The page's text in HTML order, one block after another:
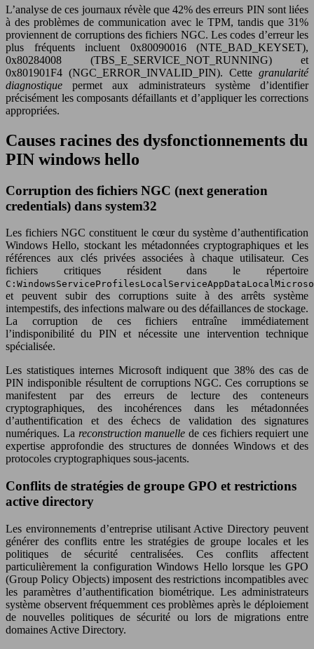
L’analyse de ces journaux révèle que 42% des erreurs PIN sont liées
à des problèmes de communication avec le TPM, tandis que 31%
proviennent de corruptions des fichiers NGC. Les codes d’erreur les
plus fréquents incluent 0x80090016 (NTE_BAD_KEYSET),
0x80284008 (TBS_E_SERVICE_NOT_RUNNING) et
0x801901F4 (NGC_ERROR_INVALID_PIN). Cette granularité
diagnostiquepermet aux administrateurs système d’identifier
précisément les composants défaillants et d’appliquer les corrections
appropriées.
Causes racines des dysfonctionnements du
PIN windows hello
Corruption des fichiers NGC (next generation
credentials) dans system32
Les fichiers NGC constituent le cœur du système d’authentification
Windows Hello, stockant les métadonnées cryptographiques et les
références aux clés privées associées à chaque utilisateur. Ces
fichiers critiques résident dans le répertoire
et peuvent subir des corruptions suite à des arrêts système
intempestifs, des infections malware ou des défaillances de stockage.
La corruption de ces fichiers entraîne immédiatement
l’indisponibilité du PIN et nécessite une intervention technique
spécialisée.
Les statistiques internes Microsoft indiquent que 38% des cas de
PIN indisponible résultent de corruptions NGC. Ces corruptions se
manifestent par des erreurs de lecture des conteneurs
cryptographiques, des incohérences dans les métadonnées
d’authentification et des échecs de validation des signatures
numériques. La reconstruction manuelle de ces fichiers requiert une
expertise approfondie des structures de données Windows et des
protocoles cryptographiques sous-jacents.
Conflits de stratégies de groupe GPO et restrictions
active directory
Les environnements d’entreprise utilisant Active Directory peuvent
générer des conflits entre les stratégies de groupe locales et les
politiques de sécurité centralisées. Ces conflits affectent
particulièrement la configuration Windows Hello lorsque les GPO
(Group Policy Objects) imposent des restrictions incompatibles avec
les paramètres d’authentification biométrique. Les administrateurs
système observent fréquemment ces problèmes après le déploiement
de nouvelles politiques de sécurité ou lors de migrations entre
domaines Active Directory.